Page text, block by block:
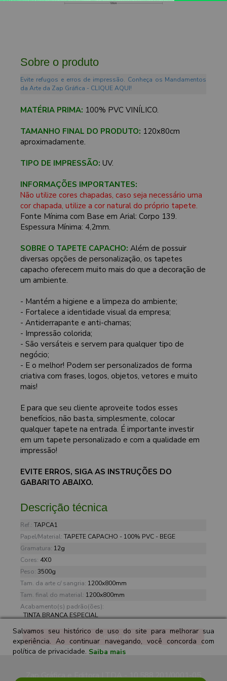
Sobre o produto
Evite refugos e erros de impressão. Conheça os Mandamentos
da Arte da Zap Gráfica - CLIQUE AQUI!
MATÉRIA PRIMA: 100% PVC VINÍLICO.
TAMANHO FINAL DO PRODUTO: 120x80cm
aproximadamente.
TIPO DE IMPRESSÃO: UV.
INFORMAÇÕES IMPORTANTES:
Não utilize cores chapadas, caso seja necessário uma
cor chapada, utilize a cor natural do próprio tapete.
Fonte Mínima com Base em Arial: Corpo 139.
Espessura Mínima: 4,2mm.
SOBRE O TAPETE CAPACHO: Além de possuir
diversas opções de personalização, os tapetes
capacho oferecem muito mais do que a decoração de
um ambiente.
- Mantém a higiene e a limpeza do ambiente;
- Fortalece a identidade visual da empresa;
- Antiderrapante e anti-chamas;
- Impressão colorida;
- São versáteis e servem para qualquer tipo de
negócio;
- E o melhor! Podem ser personalizados de forma
criativa com frases, logos, objetos, vetores e muito
mais!
E para que seu cliente aproveite todos esses
benefícios, não basta, simplesmente, colocar
qualquer tapete na entrada. É importante investir
em um tapete personalizado e com a qualidade em
impressão!
EVITE ERROS, SIGA AS INSTRUÇÕES DO
GABARITO ABAIXO.
Descrição técnica
Ref.: TAPCA1
Papel/Material: TAPETE CAPACHO - 100% PVC - BEGE
Gramatura: 12g
Cores: 4X0
Peso: 3500g
Tam. da arte c/ sangria: 1200x800mm
Tam. final do material: 1200x800mm
Acabamento(s) padrão(ões):
TINTA BRANCA ESPECIAL
Comprar
Zap Gráfica e Editora LTDA - 10.588.201/0001-05
Salvamos seu histórico de uso do site para melhorar sua
experiência. Ao continuar navegando, você concorda com
política de privacidade. Saiba mais